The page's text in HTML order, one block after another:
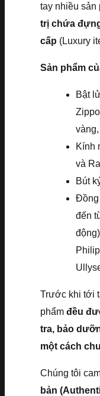
tay nhiều sản
trị chứa
cấp (Luxury
Sản phẩm
Bật
Kính
và
Bút
Đồng
đến
Trước khi tới
phẩm đều
tra, bảo
một cách
Chúng tôi
bản